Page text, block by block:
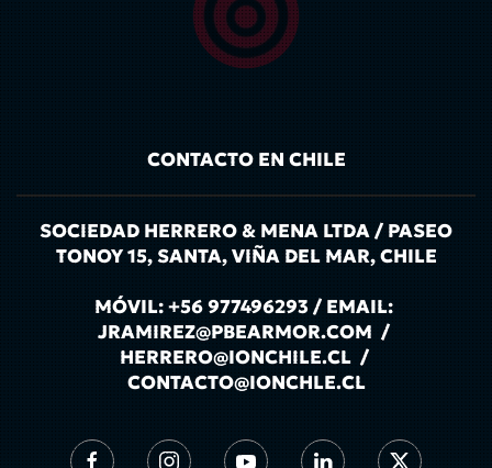
CONTACTO EN CHILE
SOCIEDAD HERRERO & MENA LTDA / PASEO
TONOY 15, SANTA, VIÑA DEL MAR, CHILE
MÓVIL: +56 977496293 / EMAIL:
JRAMIREZ@PBEARMOR.COM /
HERRERO@IONCHILE.CL /
CONTACTO@IONCHLE.CL